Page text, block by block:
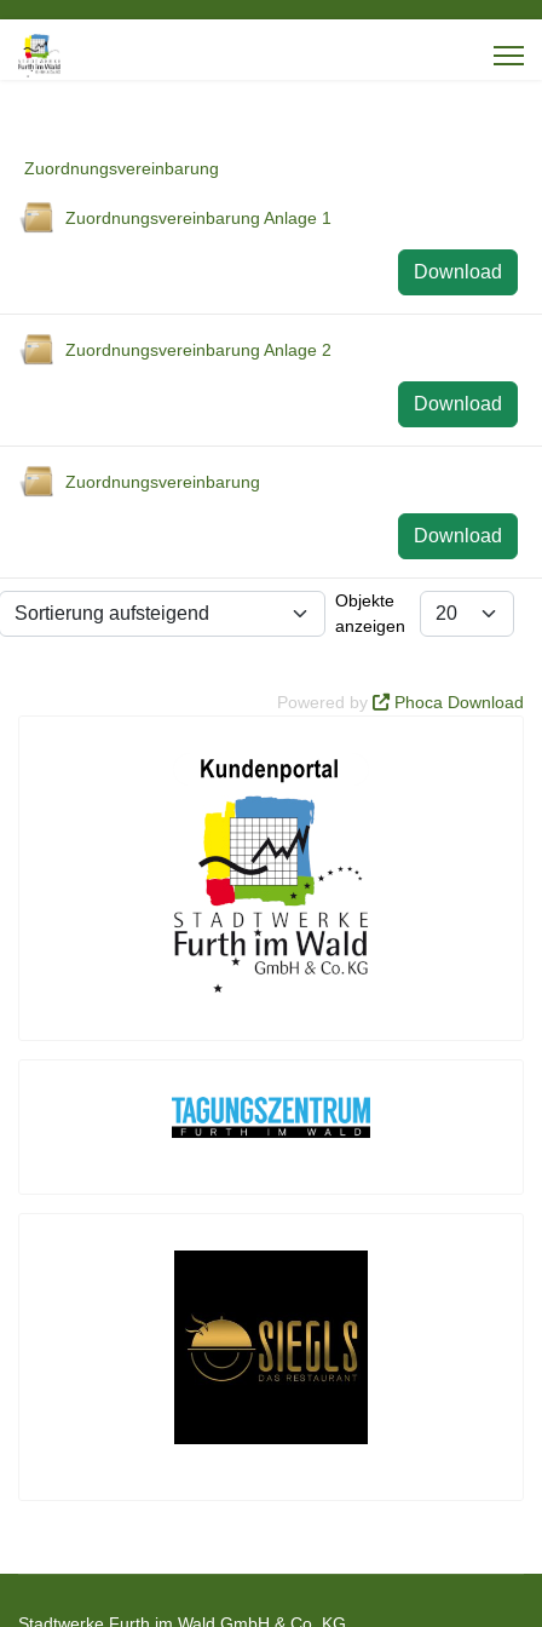
Zuordnungsvereinbarung
Zuordnungsvereinbarung Anlage 1
Download
Zuordnungsvereinbarung Anlage 2
Download
Zuordnungsvereinbarung
Download
Objekte
anzeigen
Powered by Phoca Download